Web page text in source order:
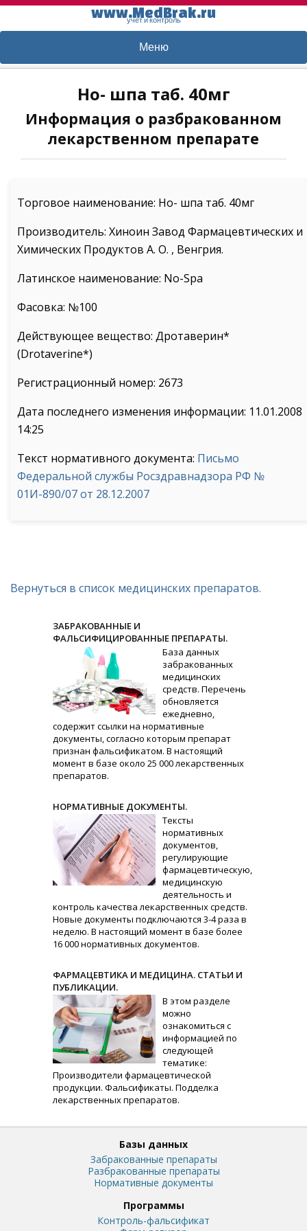
www.MedBrak.ru
учет и контроль
Меню
Но- шпа таб. 40мг
Информация о разбракованном
лекарственном препарате
Торговое наименование: Но- шпа таб. 40мг
Производитель: Хиноин Завод Фармацевтических и
Химических Продуктов А. О. , Венгрия.
Латинское наименование: No-Spa
Фасовка: №100
Действующее вещество: Дротаверин*
(Drotaverine*)
Регистрационный номер: 2673
Дата последнего изменения информации: 11.01.2008
14:25
Текст нормативного документа: Письмо
Федеральной службы Росздравнадзора РФ №
01И-890/07 от 28.12.2007
Вернуться в список медицинских препаратов.
ЗАБРАКОВАННЫЕ И
ФАЛЬСИФИЦИРОВАННЫЕ ПРЕПАРАТЫ.
База данных
забракованных
медицинских
средств. Перечень
обновляется
ежедневно,
содержит ссылки на нормативные
документы, согласно которым препарат
признан фальсификатом. В настоящий
момент в базе около 25 000 лекарственных
препаратов.
НОРМАТИВНЫЕ ДОКУМЕНТЫ.
Тексты
нормативных
документов,
регулирующие
фармацевтическую,
медицинскую
деятельность и
контроль качества лекарственных средств.
Новые документы подключаются 3-4 раза в
неделю. В настоящий момент в базе более
16 000 нормативных документов.
ФАРМАЦЕВТИКА И МЕДИЦИНА. СТАТЬИ И
ПУБЛИКАЦИИ.
В этом разделе
можно
ознакомиться с
информацией по
следующей
тематике:
Производители фармацевтической
продукции. Фальсификаты. Подделка
лекарственных препаратов.
Базы данных
Забракованные препараты
Разбракованные препараты
Нормативные документы
Программы
Контроль-фальсификат